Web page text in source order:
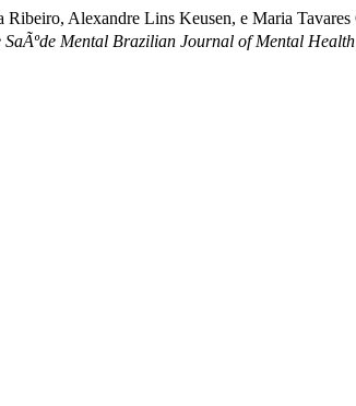
Alexandre Lins Keusen, e Maria
Mental Brazilian Journal of Mental Health